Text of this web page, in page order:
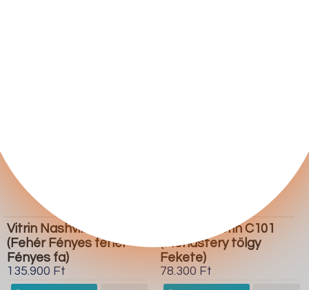
Vitrin Nashville B110
(Fehér Fényes fehér
Fényes fa)
135.900 Ft
Komód Austin C101
(Monastery tölgy
Fekete)
78.300 Ft